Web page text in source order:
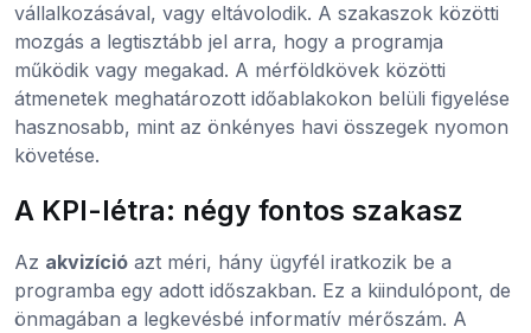
vállalkozásával, vagy eltávolodik. A szakaszok közötti
mozgás a legtisztább jel arra, hogy a programja
működik vagy megakad. A mérföldkövek közötti
átmenetek meghatározott időablakokon belüli figyelése
hasznosabb, mint az önkényes havi összegek nyomon
követése.
A KPI-létra: négy fontos szakasz
Az akvizíció azt méri, hány ügyfél iratkozik be a
programba egy adott időszakban. Ez a kiindulópont, de
önmagában a legkevésbé informatív mérőszám. A